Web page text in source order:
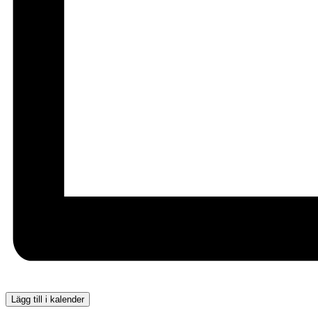
Lägg till i kalender